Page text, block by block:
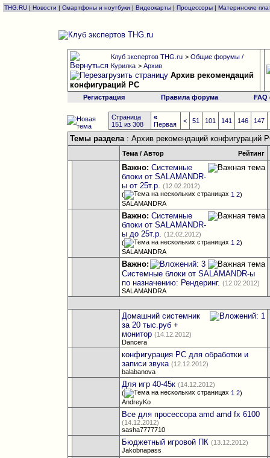
THG.RU | Новости | Смартфоны и ноутбуки | Видеокарты | Процессоры | Материнские
Клуб экспертов THG.ru > Общие форумы /
Курилка > Архив
Архив рекомендаций
конфигураций РС
Регистрация Правила форума
Страница
151 из 308
«
Первая
< 51 101 141 146 147
Темы раздела: Архив рекомендаций конфигураций
Рейтинг
Тема/ Автор
Важно: Системные
блоки от SALAMANDR-
ы от 25т.р. (12.02.2012)
(
1 2)
SALAMANDRA
Важно: Системные
блоки от SALAMANDR-
ы до 25т.р. (12.02.2012)
(
1 2)
SALAMANDRA
Важно:
Системные блоки от SALAMANDR-ы
по назначению: Рендеринг. (12.02.2012)
SALAMANDRA
Домашний системник
за 20 тыс.руб +
монитор (14.12.2012)
Dancera
конфигурация PC для обработки и
записи звука (12.12.2012)
balabanova
Для игр 40-45к (14.12.2012)
(
1 2)
AndreyKo
Все для просессора amd amd fx 6100
(14.12.2012)
sasha7777710
Бюджетный игровой ПК (13.12.2012)
Jakobnapass